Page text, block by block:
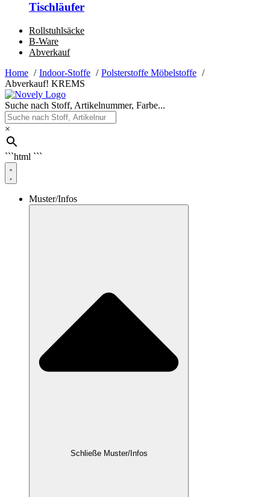
Tischläufer
Rollstuhlsäcke
B-Ware
Abverkauf
Home
Indoor-Stoffe
Polsterstoffe Möbelstoffe
Abverkauf! KREMS
Suche nach Stoff, Artikelnummer, Farbe...
×
```html ```
Muster/Infos
Schließe Muster/Infos